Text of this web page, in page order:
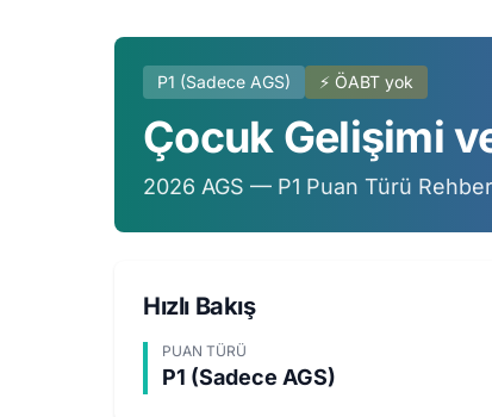
P1 (Sadece AGS) ⚡ ÖABT yok
Çocuk Gelişimi
2026 AGS — P1 Puan Türü
Hızlı Bakış
PUAN TÜRÜ
P1 (Sadece AGS)